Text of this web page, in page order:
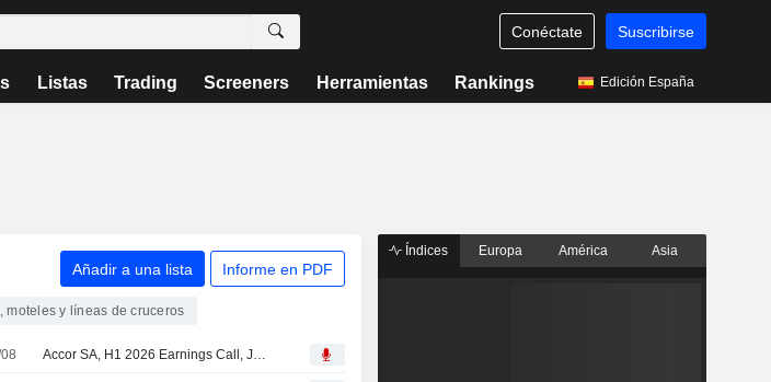
Conéctate Suscribirse
Listas Trading Screeners Herramientas Rankings Edición España
Añadir a una lista Informe en PDF
moteles y líneas de cruceros
Accor SA, H1 2026 Earnings Call, Jul 30, 2026
Índices Europa América Asia